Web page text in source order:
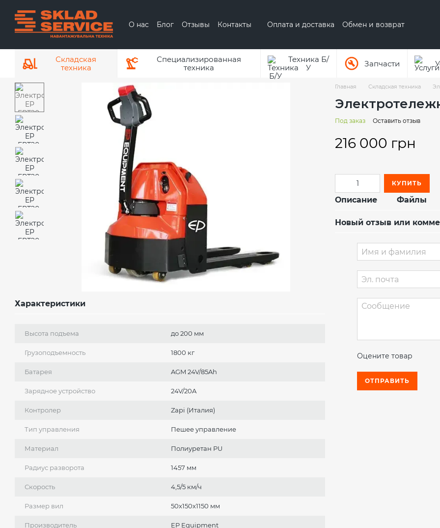
О нас
Блог Отзывы Контакты Оплата и доставка
Обмен и возврат
Складская
техника
Специализированная
техника
Техника Б/
У
Запчасти
Характеристики
Высота подъема до 200 мм
Грузоподъемность 1800 кг
Батарея AGM 24V/85Ah
Зарядное устройство 24V/20A
Контролер Zapi (Италия)
Тип управления Пешее управление
Материал Полиуретан PU
Радиус разворота 1457 мм
Скорость 4,5/5 км/ч
Размер вил 50x150x1150 мм
Производитель EP Еquipment
Главная Складская техника
Под заказ Оставить отзыв
216 000 грн
КУПИТЬ
Описание Файлы
Новый отзыв или
Оцените товар
ОТПРАВИТЬ